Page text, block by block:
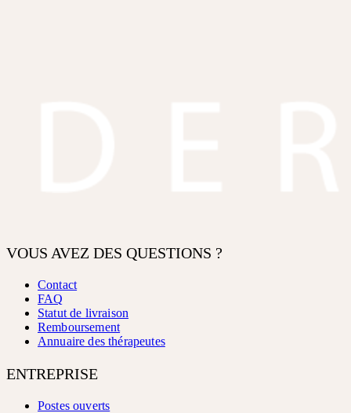
VOUS AVEZ DES QUESTIONS ?
Contact
FAQ
Statut de livraison
Remboursement
Annuaire des thérapeutes
ENTREPRISE
Postes ouverts